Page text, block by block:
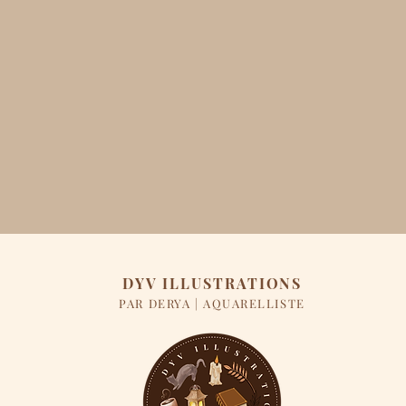
DYV ILLUSTRATIONS
PAR DERYA | AQUARELLISTE